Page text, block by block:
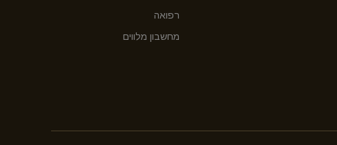
רפואה
מחשבון מלווים